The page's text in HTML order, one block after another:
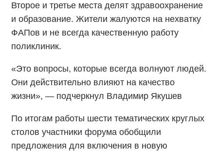
Второе и третье места делят здравоохранение
и образование. Жители жалуются на нехватку
ФАПов и не всегда качественную работу
поликлиник.
«Это вопросы, которые всегда волнуют людей.
Они действительно влияют на качество
жизни», — подчеркнул Владимир Якушев
По итогам работы шести тематических круглых
столов участники форума обобщили
предложения для включения в новую